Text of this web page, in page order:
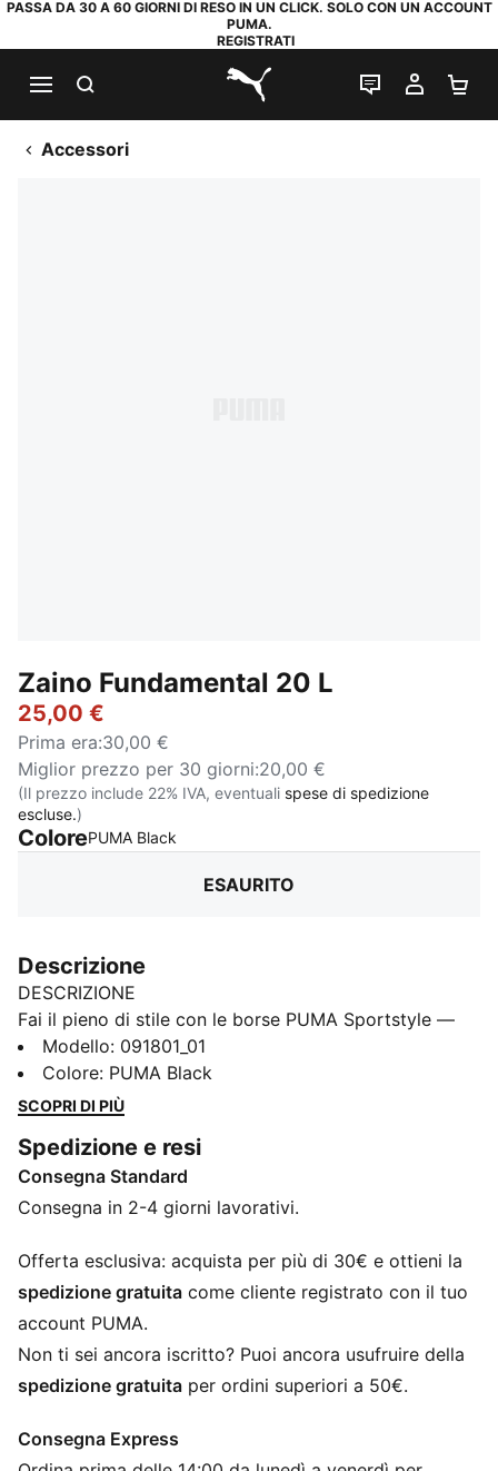
PASSA DA 30 A 60 GIORNI DI RESO IN UN CLICK. SOLO CON UN ACCOUNT
PUMA.
REGISTRATI
PUMA.com
CHAT IL MIO
Accessori
Zaino Fundamental 20 L
25,00 €
Prima era:30,00 €
Miglior prezzo per 30 giorni:20,00 €
(Il prezzo include 22% IVA, eventuali spese di spedizione
escluse.)
ColorePUMA Black
ESAURITO
Descrizione
DESCRIZIONE
Fai il pieno di stile con le borse PUMA Sportstyle —
dove praticità e flair urbano si uniscono. Dalle
giornate rilassate alle serate in città, queste borse
tengono tutto ciò di cui hai bisogno a portata di
CARATTERISTICHE + VANTAGGI
Creato con almeno il 50% di materiale riciclato
DETTAGLI
Spallacci imbottiti e regolabili
Manico in tessuto resistente
Capacità: 20 l
Tipo di tasca: Tasca interna a scomparsa, scomparto
esterno imbottito per laptop, tasca frontale,
Dimensioni scomparto dispositivi tecnologici:
Modello: 091801_01
Colore: PUMA Black
SCOPRI DI PIÙ
Spedizione e resi
Consegna Standard
Consegna in 2-4 giorni lavorativi.
Offerta esclusiva: acquista per più di 30€ e ottieni la
spedizione gratuita come cliente registrato con il tuo
account PUMA.
Non ti sei ancora iscritto? Puoi ancora usufruire della
spedizione gratuita per ordini superiori a 50€.
Consegna Express